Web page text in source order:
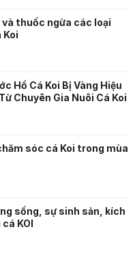
thuốc ngừa các loại
Koi
Hồ Cá Koi Bị Vàng Hiệu
Chuyên Gia Nuôi Cá Koi
sóc cá Koi trong mùa
sống, sự sinh sản, kích
KOI